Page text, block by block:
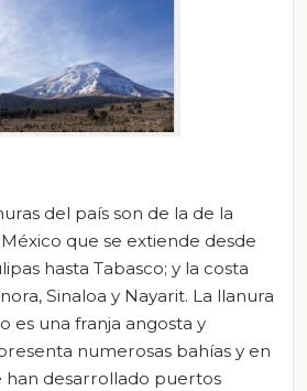
del país son de la de la
que se extiende desde
hasta Tabasco; y la costa
Sinaloa y Nayarit. La llanura
es una franja angosta y
numerosas bahías y en
han desarrollado puertos